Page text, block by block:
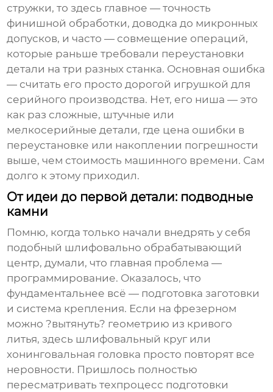
стружки, то здесь главное — точность
финишной обработки, доводка до микронных
допусков, и часто — совмещение операций,
которые раньше требовали переустановки
детали на три разных станка. Основная ошибка
— считать его просто дорогой игрушкой для
серийного производства. Нет, его ниша — это
как раз сложные, штучные или
мелкосерийные детали, где цена ошибки в
переустановке или накоплении погрешности
выше, чем стоимость машинного времени. Сам
долго к этому приходил.
От идеи до первой детали: подводные
камни
Помню, когда только начали внедрять у себя
подобный шлифовально обрабатывающий
центр, думали, что главная проблема —
программирование. Оказалось, что
фундаментальнее всё — подготовка заготовки
и система крепления. Если на фрезерном
можно ?вытянуть? геометрию из кривого
литья, здесь шлифовальный круг или
хонинговальная головка просто повторят все
неровности. Пришлось полностью
пересматривать техпроцесс подготовки